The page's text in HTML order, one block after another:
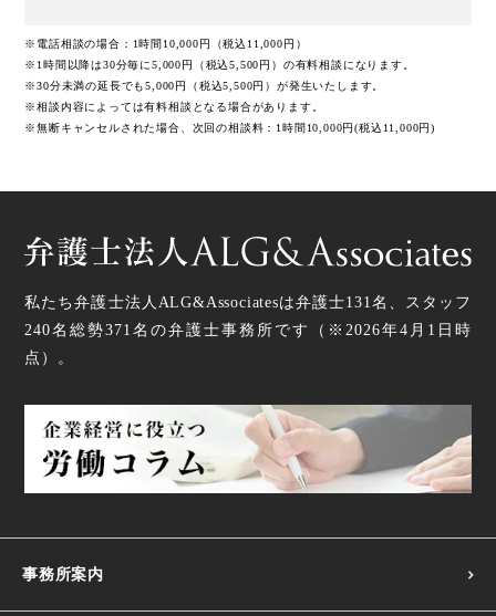
※電話相談の場合：1時間10,000円（税込11,000円）
※1時間以降は30分毎に5,000円（税込5,500円）の有料相談になります。
※30分未満の延長でも5,000円（税込5,500円）が発生いたします。
※相談内容によっては有料相談となる場合があります。
※無断キャンセルされた場合、次回の相談料：1時間10,000円(税込11,000円)
私たち弁護士法人ALG&Associatesは弁護士131 名、スタッフ
240名総勢371 名の弁護士事務所です（ ※2026年4月1日時
点 ）。
事務所案内